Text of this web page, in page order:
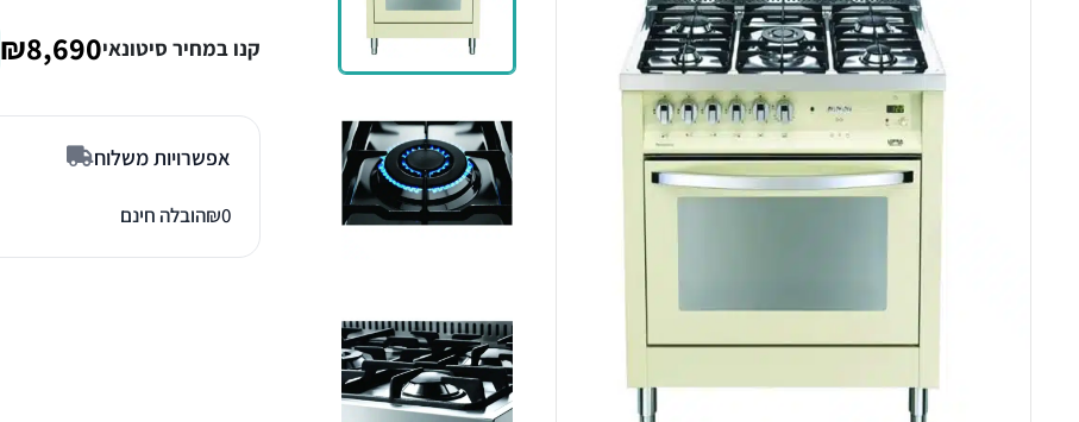
קנו במחיר סיטונאי₪8,690
אפשרויות משלוח
₪0 הובלה חינם